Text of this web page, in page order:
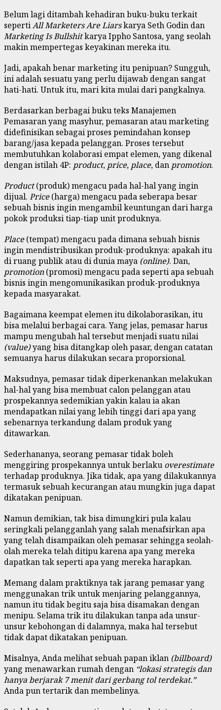
Belum lagi ditambah kehadiran buku-buku terkait
sepertiAll Marketers Are Liarskarya Seth Godin dan
Marketing Is Bullshitkarya Ippho Santosa, yang seolah
makin mempertegas keyakinan mereka itu.
Jadi, apakah benar marketing itu penipuan? Sungguh,
ini adalah sesuatu yang perlu dijawab dengan sangat
hati-hati. Untuk itu, mari kita mulai dari pangkalnya.
Berdasarkan berbagai buku teks Manajemen
Pemasaran yang masyhur, pemasaran atau marketing
didefinisikan sebagai proses pemindahan konsep
barang/jasa kepada pelanggan. Proses tersebut
membutuhkan kolaborasi empat elemen, yang dikenal
dengan istilah 4P: product, price, place, dan promotion.
Product(produk) mengacu pada hal-hal yang ingin
dijual. Price(harga) mengacu pada seberapa besar
sebuah bisnis ingin mengambil keuntungan dari harga
pokok produksi tiap-tiap unit produknya.
Place(tempat) mengacu pada dimana sebuah bisnis
ingin mendistribusikan produk-produknya: apakah itu
di ruang publik atau di dunia maya (online). Dan,
promotion(promosi) mengacu pada seperti apa sebuah
bisnis ingin mengomunikasikan produk-produknya
kepada masyarakat.
Bagaimana keempat elemen itu dikolaborasikan, itu
bisa melalui berbagai cara. Yang jelas, pemasar harus
mampu mengubah hal tersebut menjadi suatu nilai
(value)yang bisa ditangkap oleh pasar, dengan catatan
semuanya harus dilakukan secara proporsional.
Maksudnya, pemasar tidak diperkenankan melakukan
hal-hal yang bisa membuat calon pelanggan atau
prospekannya sedemikian yakin kalau ia akan
mendapatkan nilai yang lebih tinggi dari apa yang
sebenarnya terkandung dalam produk yang
ditawarkan.
Sederhananya, seorang pemasar tidak boleh
menggiring prospekannya untuk berlaku overestimate
terhadap produknya. Jika tidak, apa yang dilakukannya
termasuk sebuah kecurangan atau mungkin juga dapat
dikatakan penipuan.
Namun demikian, tak bisa dimungkiri pula kalau
seringkali pelangganlah yang salah menafsirkan apa
yang telah disampaikan oleh pemasar sehingga seolah-
olah mereka telah ditipu karena apa yang mereka
dapatkan tak seperti apa yang mereka harapkan.
Memang dalam praktiknya tak jarang pemasar yang
menggunakan trik untuk menjaring pelanggannya,
namun itu tidak begitu saja bisa disamakan dengan
menipu. Selama trik itu dilakukan tanpa ada unsur-
unsur kebohongan di dalamnya, maka hal tersebut
tidak dapat dikatakan penipuan.
Misalnya, Anda melihat sebuah papan iklan (billboard)
yang menawarkan rumah dengan “lokasi strategis dan
hanya berjarak 7 menit dari gerbang tol terdekat.”
Anda pun tertarik dan membelinya.